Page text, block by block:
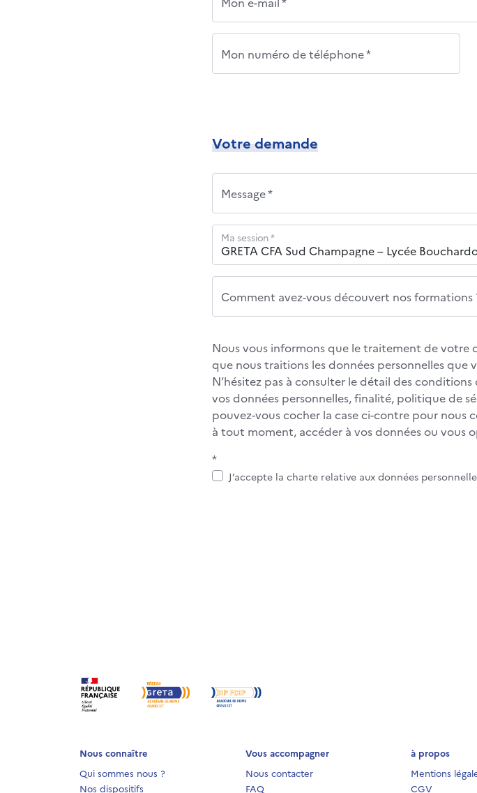
Mon numéro de téléphone *
Votre demande
Message *
Ma session *
Comment avez-vous découvert nos formations
Nous vous informons que le traitement de
que nous traitions les données personnelles que
N’hésitez pas à consulter le détail des
vos données personnelles, finalité, politique de
pouvez-vous cocher la case ci-contre pour nous
à tout moment, accéder à vos données ou vous
*
J’accepte la charte relative aux données
Nous connaître
Qui sommes nous ?
Nos dispositifs
Vous accompagner
Nous contacter
FAQ
à propos
Mentions
CGV